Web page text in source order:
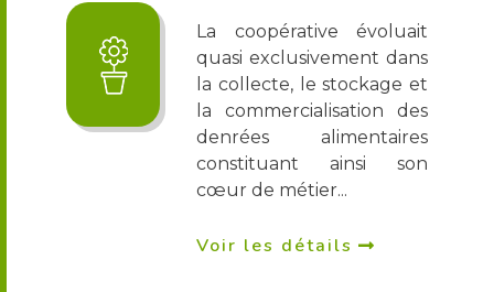
La coopérative évoluait
quasi exclusivement dans
la collecte, le stockage et
la commercialisation des
denrées alimentaires
constituant ainsi son
cœur de métier...
Voir les détails